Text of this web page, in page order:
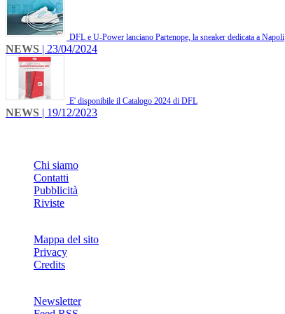
DFL e U-Power lanciano Partenope, la sneaker dedicata a Napoli
NEWS | 23/04/2024
E' disponibile il Catalogo 2024 di DFL
NEWS | 19/12/2023
Chi siamo
Contatti
Pubblicità
Riviste
Mappa del sito
Privacy
Credits
Newsletter